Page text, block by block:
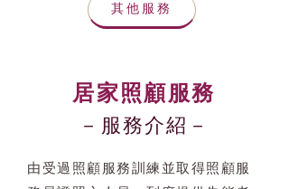
其他服務
居家照顧服務
－服務介紹－
由受過照顧服務訓練並取得照顧服